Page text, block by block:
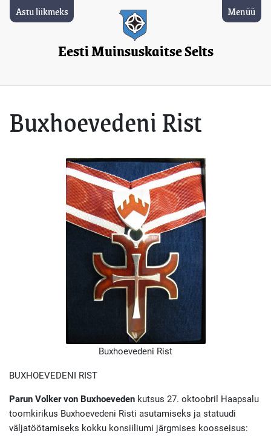
Menüü
Astu liikmeks
Eesti Muinsuskaitse Selts
Buxhoevedeni Rist
Buxhoevedeni Rist
BUXHOEVEDENI RIST
Parun Volker von Buxhoeveden kutsus 27. oktoobril Haapsalu
toomkirikus Buxhoevedeni Risti asutamiseks ja statuudi
väljatöötamiseks kokku konsiiliumi järgmises koosseisus: